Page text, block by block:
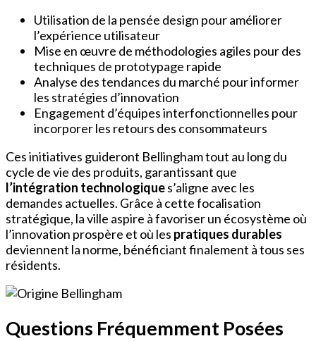
Utilisation de la pensée design pour améliorer
l’expérience utilisateur
Mise en œuvre de méthodologies agiles pour des
techniques de prototypage rapide
Analyse des tendances du marché pour informer
les stratégies d’innovation
Engagement d’équipes interfonctionnelles pour
incorporer les retours des consommateurs
Ces initiatives guideront Bellingham tout au long du
cycle de vie des produits, garantissant que
l’intégration technologiques’aligne avec les
demandes actuelles. Grâce à cette focalisation
stratégique, la ville aspire à favoriser un écosystème où
l’innovation prospère et où les pratiques durables
deviennent la norme, bénéficiant finalement à tous ses
résidents.
Questions Fréquemment Posées